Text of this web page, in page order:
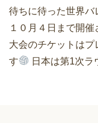
待ちに待った世界バ
１０月４日まで開
大会のチケットは
す
日本は第1次